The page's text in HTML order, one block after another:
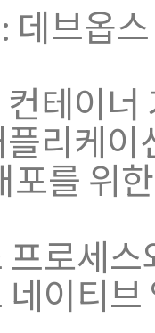
데브옵
테이
리케
포를 위
프로세
이티